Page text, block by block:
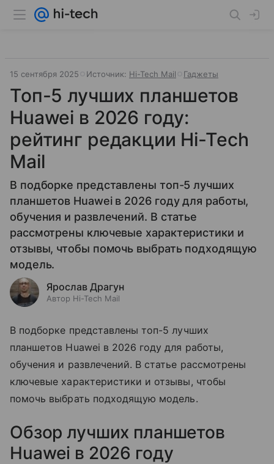
15 сентября 2025 Источник: Hi-Tech Mail Гаджеты
Топ-5 лучших планшетов
Huawei в 2026 году:
рейтинг редакции Hi-Tech
Mail
В подборке представлены топ-5 лучших
планшетов Huawei в 2026 году для работы,
обучения и развлечений. В статье
рассмотрены ключевые характеристики и
отзывы, чтобы помочь выбрать подходящую
модель.
Ярослав Драгун
Автор Hi-Tech Mail
В подборке представлены топ-5 лучших
планшетов Huawei в 2026 году для работы,
обучения и развлечений. В статье рассмотрены
ключевые характеристики и отзывы, чтобы
помочь выбрать подходящую модель.
Обзор лучших планшетов
Huawei в 2026 году